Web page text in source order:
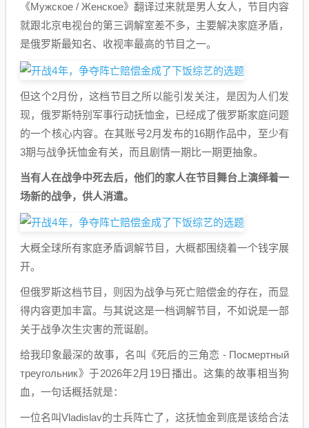
《Мужское / Женское》翻译过来就是男人女人，节目内容
就跟北京电视台的第三调解室差不多，主要解决家庭矛盾，
是俄罗斯最知名、收视率最高的节目之一。
但这个2月份，这档节目之所以能引发关注，是因为人们发
现，俄罗斯特别军事行动抚恤金，已经成了俄罗斯家庭问题
的一个核心内容。在其账号2月发布的16期作品中，至少有
3期与战争抚恤金有关，而且剧情一期比一期更抽象。
当有人在战争中死去后，他们的家人在节目舞台上演绎着一
场新的战争，供人消遣。
大概全球所有家庭矛盾调解节目，大概都围绕着一个钱字展
开。
但俄罗斯这档节目，则因为战争与死亡赔偿金的存在，而显
得内容更加丰富。与其说这是一档调解节目，不如说是一部
关于战争次生灾害的荒诞剧。
给我印象最深的故事，名叫《死后的三角恋 - Посмертный
треугольник》于2026年2月19日播出。这集的故事相当狗
血，一句话概括就是：
一位名叫Vladislav的士兵阵亡了，这抚恤金到底是该给合法